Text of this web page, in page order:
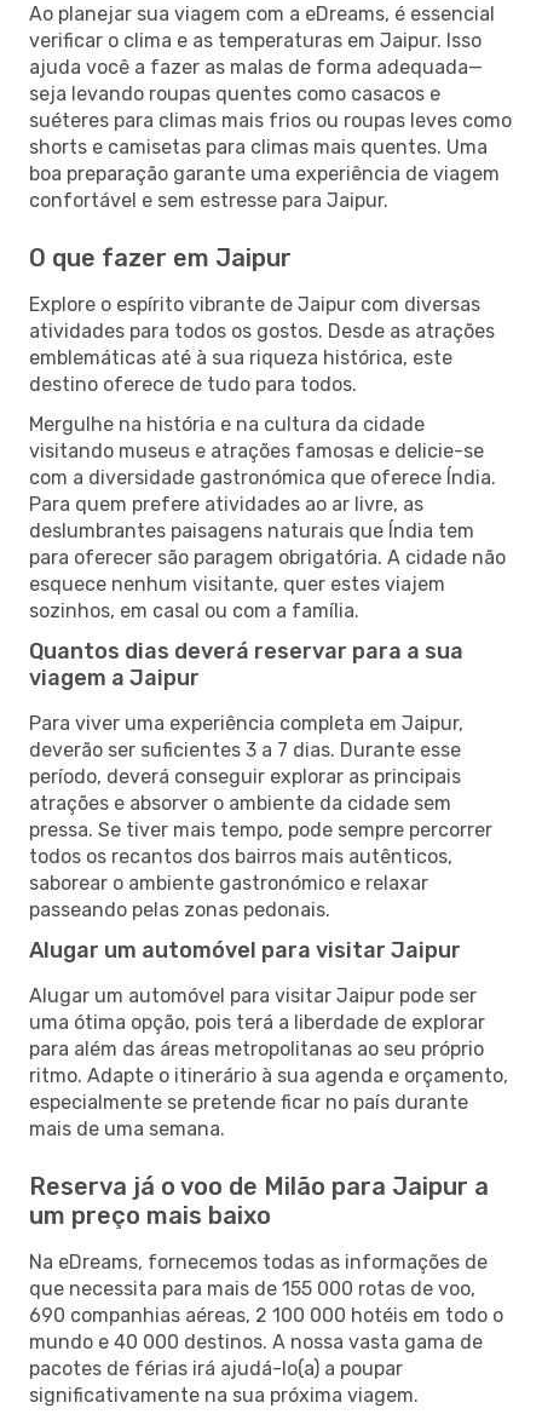
Ao planejar sua viagem com a eDreams, é essencial
verificar o clima e as temperaturas em Jaipur. Isso
ajuda você a fazer as malas de forma adequada—
seja levando roupas quentes como casacos e
suéteres para climas mais frios ou roupas leves como
shorts e camisetas para climas mais quentes. Uma
boa preparação garante uma experiência de viagem
confortável e sem estresse para Jaipur.
O que fazer em Jaipur
Explore o espírito vibrante de Jaipur com diversas
atividades para todos os gostos. Desde as atrações
emblemáticas até à sua riqueza histórica, este
destino oferece de tudo para todos.
Mergulhe na história e na cultura da cidade
visitando museus e atrações famosas e delicie-se
com a diversidade gastronómica que oferece Índia.
Para quem prefere atividades ao ar livre, as
deslumbrantes paisagens naturais que Índia tem
para oferecer são paragem obrigatória. A cidade não
esquece nenhum visitante, quer estes viajem
sozinhos, em casal ou com a família.
Quantos dias deverá reservar para a sua
viagem a Jaipur
Para viver uma experiência completa em Jaipur,
deverão ser suficientes 3 a 7 dias. Durante esse
período, deverá conseguir explorar as principais
atrações e absorver o ambiente da cidade sem
pressa. Se tiver mais tempo, pode sempre percorrer
todos os recantos dos bairros mais autênticos,
saborear o ambiente gastronómico e relaxar
passeando pelas zonas pedonais.
Alugar um automóvel para visitar Jaipur
Alugar um automóvel para visitar Jaipur pode ser
uma ótima opção, pois terá a liberdade de explorar
para além das áreas metropolitanas ao seu próprio
ritmo. Adapte o itinerário à sua agenda e orçamento,
especialmente se pretende ficar no país durante
mais de uma semana.
Reserva já o voo de Milão para Jaipur a
um preço mais baixo
Na eDreams, fornecemos todas as informações de
que necessita para mais de 155 000 rotas de voo,
690 companhias aéreas, 2 100 000 hotéis em todo o
mundo e 40 000 destinos. A nossa vasta gama de
pacotes de férias irá ajudá-lo(a) a poupar
significativamente na sua próxima viagem.